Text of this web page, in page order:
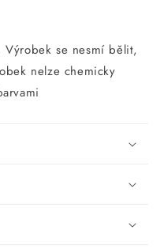
se nesmí bělit,
nelze chemicky